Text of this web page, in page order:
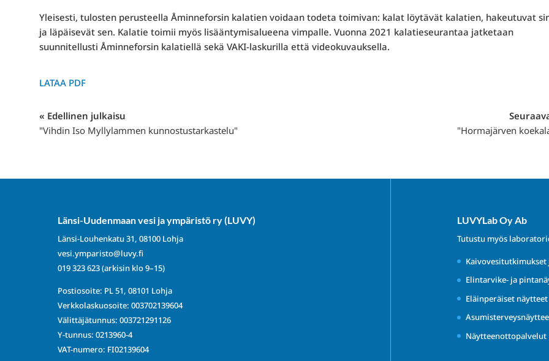
Yleisesti, tulosten perusteella Åminneforsin kalatien voidaan todeta toimivan: kalat löytävät kalatien, hakeutuvat
ja läpäisevät sen. Kalatie toimii myös lisääntymisalueena vimpalle. Vuonna 2021 kalatieseurantaa jatketaan
suunnitellusti Åminneforsin kalatiellä sekä VAKI-laskurilla että videokuvauksella.
LATAA PDF
« Edellinen julkaisu
"Vihdin Iso Myllylammen kunnostustarkastelu"
"Hormajärven
Länsi-Uudenmaan vesi ja ympäristö ry (LUVY)
Länsi-Louhenkatu 31, 08100 Lohja
vesi.ymparisto@luvy.fi
019 323 623(arkisin klo 9–15)
Postiosoite: PL 51, 08101 Lohja
Verkkolaskuosoite: 003702139604
Välittäjätunnus: 003721291126
Y-tunnus: 0213960-4
VAT-numero: FI02139604
LUVYLab Oy Ab
Tutustu myös
Elintarvike- ja
Eläinperäiset
Näytteenottopalvelut